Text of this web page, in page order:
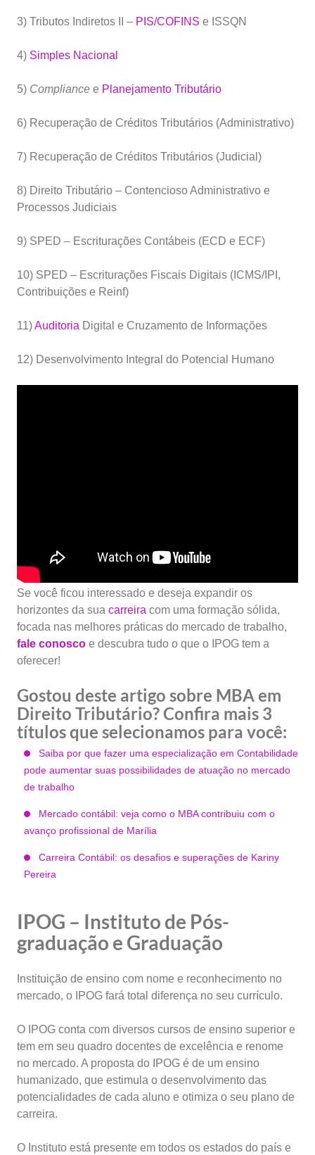
3) Tributos Indiretos II – PIS/COFINS e ISSQN
4) Simples Nacional
5) Compliance e Planejamento Tributário
6) Recuperação de Créditos Tributários (Administrativo)
7) Recuperação de Créditos Tributários (Judicial)
8) Direito Tributário – Contencioso Administrativo e
Processos Judiciais
9) SPED – Escriturações Contábeis (ECD e ECF)
10) SPED – Escriturações Fiscais Digitais (ICMS/IPI,
Contribuições e Reinf)
11)Auditoria Digital e Cruzamento de Informações
12) Desenvolvimento Integral do Potencial Humano
Se você ficou interessado e deseja expandir os
horizontes da sua carreira com uma formação sólida,
focada nas melhores práticas do mercado de trabalho,
fale conosco e descubra tudo o que o IPOG tem a
oferecer!
Gostou deste artigo sobre MBA em
Direito Tributário? Confira mais 3
títulos que selecionamos para você:
Saiba por que fazer uma especialização em Contabilidade
pode aumentar suas possibilidades de atuação no mercado
de trabalho
Mercado contábil: veja como o MBA contribuiu com o
avanço profissional de Marília
Carreira Contábil: os desafios e superações de Kariny
Pereira
IPOG – Instituto de Pós-
graduação e Graduação
Instituição de ensino com nome e reconhecimento no
mercado, o IPOG fará total diferença no seu currículo.
O IPOG conta com diversos cursos de ensino superior e
tem em seu quadro docentes de excelência e renome
no mercado. A proposta do IPOG é de um ensino
humanizado, que estimula o desenvolvimento das
potencialidades de cada aluno e otimiza o seu plano de
carreira.
O Instituto está presente em todos os estados do país e